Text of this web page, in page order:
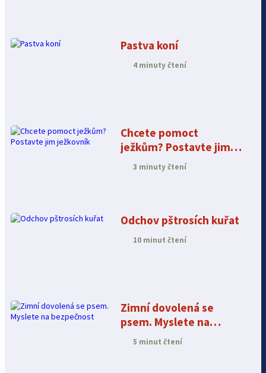
Pastva koní
4 minuty čtení
Chcete pomoct
ježkům? Postavte jim
ježkovník
3 minuty čtení
Odchov pštrosích kuřat
10 minut čtení
Zimní dovolená se
psem. Myslete na
bezpečnost
5 minut čtení